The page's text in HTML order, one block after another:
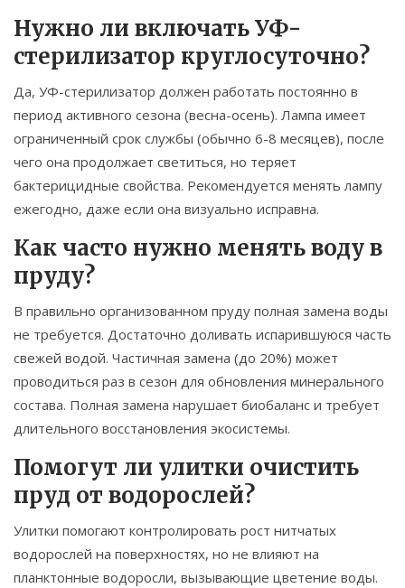
Нужно ли включать УФ-
стерилизатор круглосуточно?
Да, УФ-стерилизатор должен работать постоянно в
период активного сезона (весна-осень). Лампа имеет
ограниченный срок службы (обычно 6-8 месяцев), после
чего она продолжает светиться, но теряет
бактерицидные свойства. Рекомендуется менять лампу
ежегодно, даже если она визуально исправна.
Как часто нужно менять воду в
пруду?
В правильно организованном пруду полная замена воды
не требуется. Достаточно доливать испарившуюся часть
свежей водой. Частичная замена (до 20%) может
проводиться раз в сезон для обновления минерального
состава. Полная замена нарушает биобаланс и требует
длительного восстановления экосистемы.
Помогут ли улитки очистить
пруд от водорослей?
Улитки помогают контролировать рост нитчатых
водорослей на поверхностях, но не влияют на
планктонные водоросли, вызывающие цветение воды.